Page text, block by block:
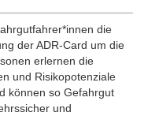
die
der ADR-Card um die
erlernen die
und Risikopotenziale
können so Gefahrgut
und